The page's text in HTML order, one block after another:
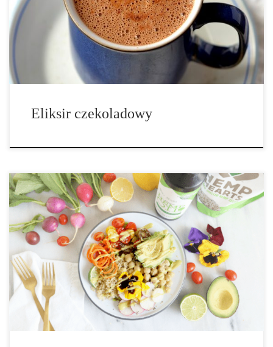
proszku kakao 3 łyżki cukru kokosowego 1 łyżka proszku lucumy
(opcjonalnie) 1/2 łyżeczki cynamonu 1/4 łyżeczki pieprzu cayenne
1/4 łyżeczki wanilii w proszku szczypta soli 1. Umieść wszystkie
składniki w blenderze kielichowym i […]
Eliksir czekoladowy
Składniki na dwie porcje: 1 sałata 4 rzodkiewki 1 duża marchewka
1 szklanka pomidorków cherry 1 awokado 1,5 szklanki
ugotowanej kaszy quinoa 1 puszka ciecierzycy 2 – 3 łyżki
łuskanych nasion konopi Składniki na dressing: 2 łyżki stołowe
oleju z konopi 1 łyżka soku z cytryny 1 łyżka tahini 1 łyżeczka
octu jabłkowego szczypta soli i pieprzu 1. Umieść wszystkie […]